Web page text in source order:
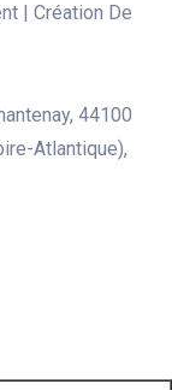
| Création De
44100
Atlantique),